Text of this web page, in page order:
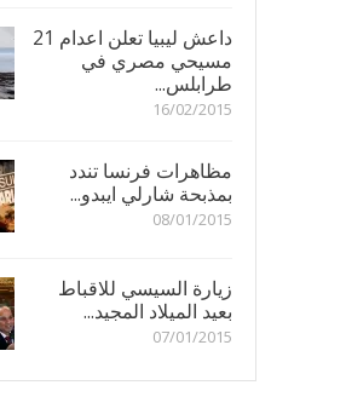
داعش ليبيا تعلن اعدام 21
مسيحي مصري في
طرابلس...
16/02/2015
مظاهرات فرنسا تندد
بمذبحة شارلي ايبدو...
08/01/2015
زيارة السيسي للاقباط
بعيد الميلاد المجيد...
07/01/2015